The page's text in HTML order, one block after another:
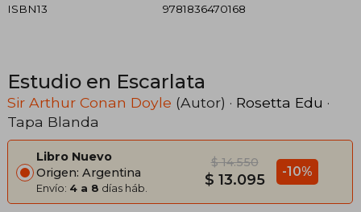
ISBN13
9781836470168
Estudio en Escarlata
Sir Arthur Conan Doyle (Autor) · Rosetta Edu ·
Tapa Blanda
Libro Nuevo
Origen: Argentina
Envío: 4 a 8 días háb.
$ 14.550
$ 13.095 -10%